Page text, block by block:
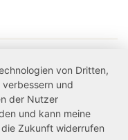
von Dritten,
und
der Nutzer
und kann meine
Zukunft widerrufen